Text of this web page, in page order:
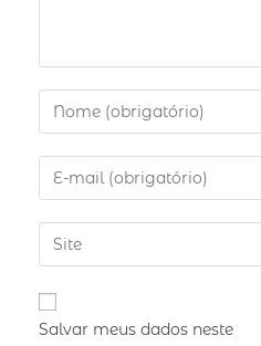
Salvar meus dados neste